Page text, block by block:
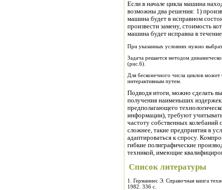
Если в начале цикла машина
возможны два решения: 1)
машина будет в исправном
произвести замену, стоимость
машина будет исправна в
При указанных условиях нужно
Задача решается методом
(рис.6).
Для бесконечного числа циклов
интерактивным путем.
Подводя итоги, можно сделать
получения наименьших
предполагающего
информации), требуют
частоту собственных
сложнее, такие предприятия в
адаптироваться к спросу.
гибкие полиграфические
техникой, имеющие
Список литературы
1. Германиес Э. Справочная книга
1982. 336 с.